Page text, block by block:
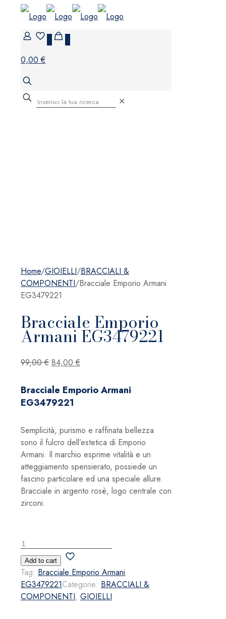
0,00 €
✕
Home/GIOIELLI/BRACCIALI &
COMPONENTI/Bracciale Emporio Armani
EG3479221
Bracciale Emporio
Armani EG3479221
99,00€ Il
originale
era:
84,00 €
attuale
Bracciale Emporio Armani
EG3479221
Semplicità, purismo e raffinata bellezza
sono il fulcro dell’estetica di Emporio
Armani. Il marchio esprime vitalità e un
atteggiamento spensierato, possiede un
fascino particolare ed una speciale allure.
Bracciale in argento rosè, logo centrale con
zirconi.
Bracciale
Emporio
Armani
EG3479221
quantità
Add to cart
Tag: Bracciale Emporio Armani
EG3479221Categorie: BRACCIALI &
COMPONENTI, GIOIELLI